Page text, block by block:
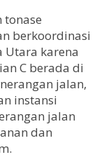
tonase
berkoordinasi
Utara karena
C berada di
jalan,
instansi
jalan
dan